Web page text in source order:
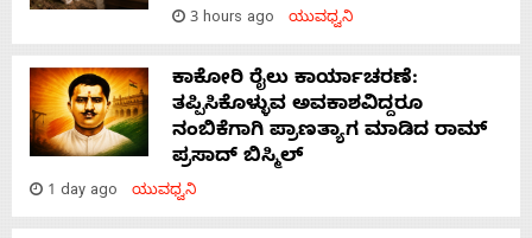
3 hours ago ಯುವಧ್ವನಿ
ಕಾಕೋರಿ ರೈಲು ಕಾರ್ಯಾಚರಣೆ:
ತಪ್ಪಿಸಿಕೊಳ್ಳುವ ಅವಕಾಶವಿದ್ದರೂ
ನಂಬಿಕೆಗಾಗಿ ಪ್ರಾಣತ್ಯಾಗ ಮಾಡಿದ ರಾಮ್
ಪ್ರಸಾದ್ ಬಿಸ್ಮಿಲ್
1 day ago ಯುವಧ್ವನಿ